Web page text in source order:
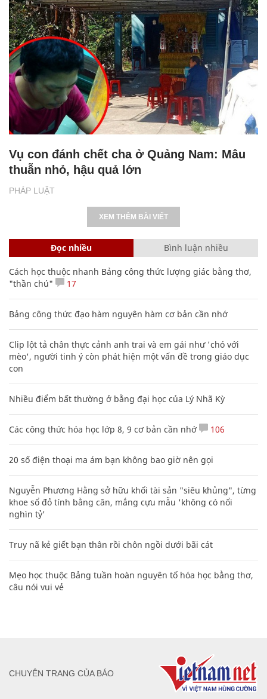
PHÁP LUẬT
Vụ con đánh chết cha ở Quảng Nam: Mâu
thuẫn nhỏ, hậu quả lớn
XEM THÊM BÀI VIẾT
Đọc nhiều Bình luận nhiều
Cách học thuộc nhanh Bảng công thức lượng giác bằng thơ,
"thần chú"
17
Bảng công thức đạo hàm nguyên hàm cơ bản cần nhớ
Clip lột tả chân thực cảnh anh trai và em gái như 'chó với
mèo', người tinh ý còn phát hiện một vấn đề trong giáo dục
con
Nhiều điểm bất thường ở bằng đại học của Lý Nhã Kỳ
Các công thức hóa học lớp 8, 9 cơ bản cần nhớ 106
20 số điện thoại ma ám bạn không bao giờ nên gọi
Nguyễn Phương Hằng sở hữu khối tài sản "siêu khủng", từng
khoe sổ đỏ tính bằng cân, mắng cựu mẫu 'không có nổi
nghìn tỷ'
Truy nã kẻ giết bạn thân rồi chôn ngồi dưới bãi cát
Mẹo học thuộc Bảng tuần hoàn nguyên tố hóa học bằng thơ,
câu nói vui vẻ
CHUYÊN TRANG CỦA BÁO